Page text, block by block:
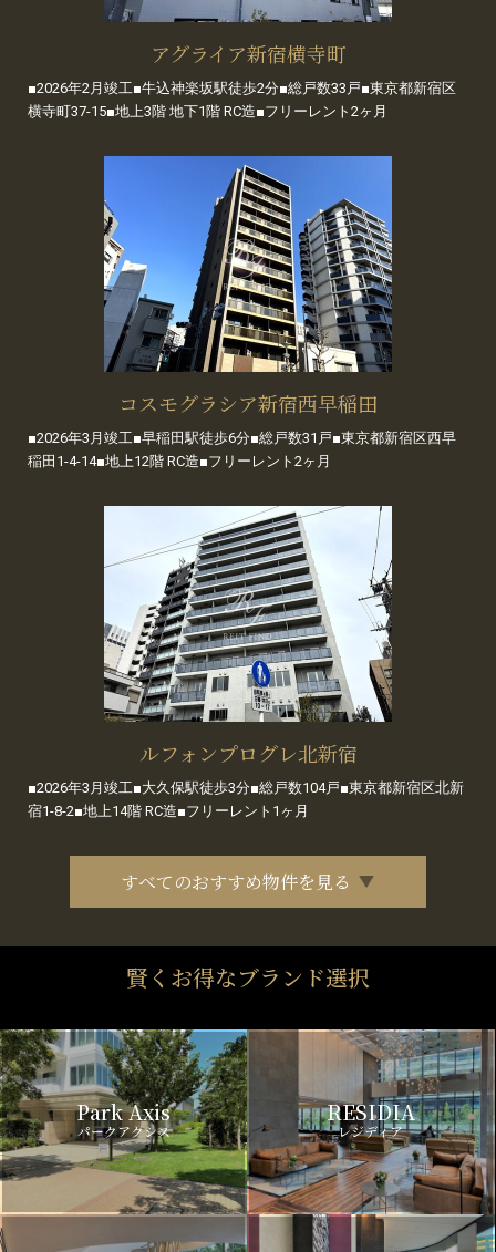
アグライア新宿横寺町
■2026年2月竣工■牛込神楽坂駅徒歩2分■総戸数33戸■東京都新宿区
横寺町37-15■地上3階 地下1階 RC造■フリーレント2ヶ月
コスモグラシア新宿西早稲田
■2026年3月竣工■早稲田駅徒歩6分■総戸数31戸■東京都新宿区西早
稲田1-4-14■地上12階 RC造■フリーレント2ヶ月
ルフォンプログレ北新宿
■2026年3月竣工■大久保駅徒歩3分■総戸数104戸■東京都新宿区北新
宿1-8-2■地上14階 RC造■フリーレント1ヶ月
すべてのおすすめ物件を見る
賢くお得なブランド選択
Park Axis
パークアクシス
RESIDIA
レジディア